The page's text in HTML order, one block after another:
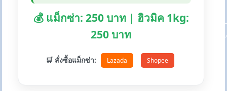
💰 แม็กซ่า: 250 บาท | ฮิวมิค 1kg:
250 บาท
🛒 สั่งซื้อแม็กซ่า: Lazada Shopee